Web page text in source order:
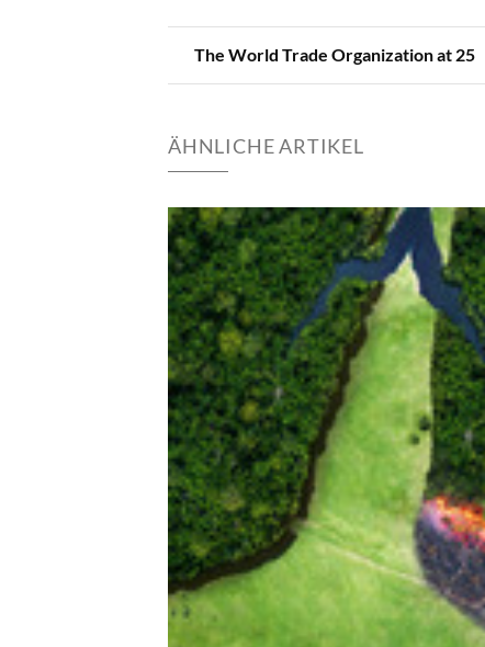
The World Trade Organization at 25
ÄHNLICHE ARTIKEL